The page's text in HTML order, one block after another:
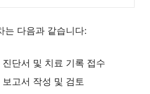
는 다음과 같습니다:
진단서 및 치료 기록 접수
보고서 작성 및 검토